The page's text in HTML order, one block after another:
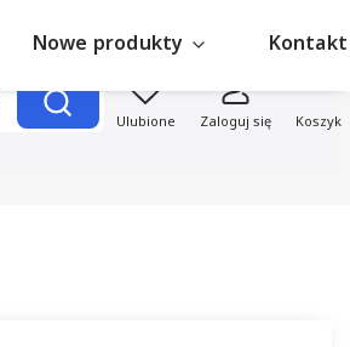
Szukaj Ulubione Zaloguj się Koszyk
Nowe produkty Kontakt